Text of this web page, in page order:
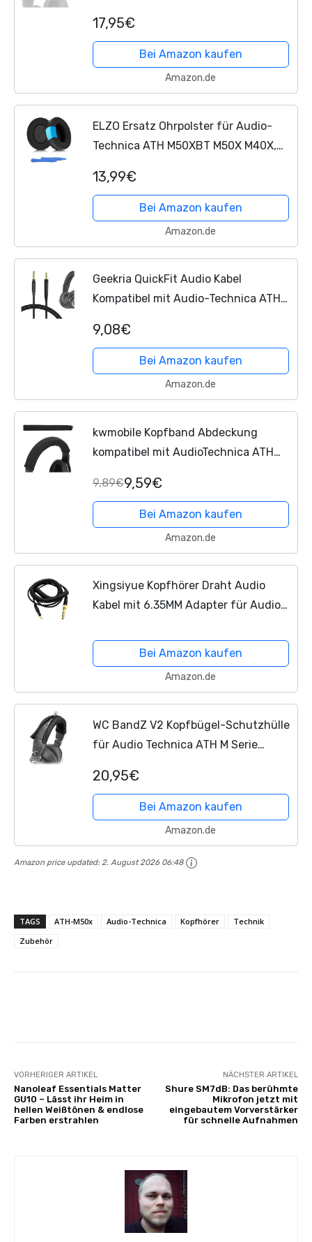
M50,M50X,M50XWH,M50XBT,M50XBT2
,M50S/LE Kopfhörer Kopfband...
17,95€
Bei Amazon kaufen
Amazon.de
ELZO Ersatz Ohrpolster für Audio-
Technica ATH M50XBT M50X M40X,
SteelSeries Arctis 7X/9X/Pro, Sony
MDR V6/V7, Cooling Gel,...
13,99€
Bei Amazon kaufen
Amazon.de
Geekria QuickFit Audio Kabel
Kompatibel mit Audio-Technica ATH-
M40x M50xrd M50xwh Kopfhörer,
2.5mm AUX Ersatz-Stereokabel für...
9,08€
Bei Amazon kaufen
Amazon.de
kwmobile Kopfband Abdeckung
kompatibel mit AudioTechnica ATH
M20X Case - Neopren Stirnband
Polster - Kopfhörer Schutz - Schwarz
9,89€9,59€
Bei Amazon kaufen
Amazon.de
Xingsiyue Kopfhörer Draht Audio
Kabel mit 6.35MM Adapter für Audio-
Ersatz Aufgerollt Verlängerungskabel
Linie
Bei Amazon kaufen
Amazon.de
WC BandZ V2 Kopfbügel-Schutzhülle
für Audio Technica ATH M Serie
abblätterndes Leder mehr -
Kompatibel mit M50X / M50XBT...
20,95€
Bei Amazon kaufen
Amazon.de
Amazon price updated: 2. August 2026 06:48
TAGS ATH-M50x Audio-Technica Kopfhörer
Technik
Zubehör
VORHERIGER ARTIKEL
Nanoleaf Essentials Matter
GU10 – Lässt ihr Heim in
hellen Weißtönen & endlose
Farben erstrahlen
NÄCHSTER ARTIKEL
Shure SM7dB: Das berühmte
Mikrofon jetzt mit
eingebautem Vorverstärker
für schnelle Aufnahmen